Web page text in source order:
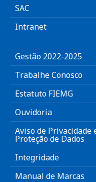
SAC
Intranet
Gestão 2022-2025
Trabalhe Conosco
Estatuto FIEMG
Ouvidoria
Aviso de Privacidade
Proteção de Dados
Integridade
Manual de Marcas